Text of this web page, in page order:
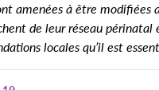
amenées à être
de leur réseau
locales qu’il est